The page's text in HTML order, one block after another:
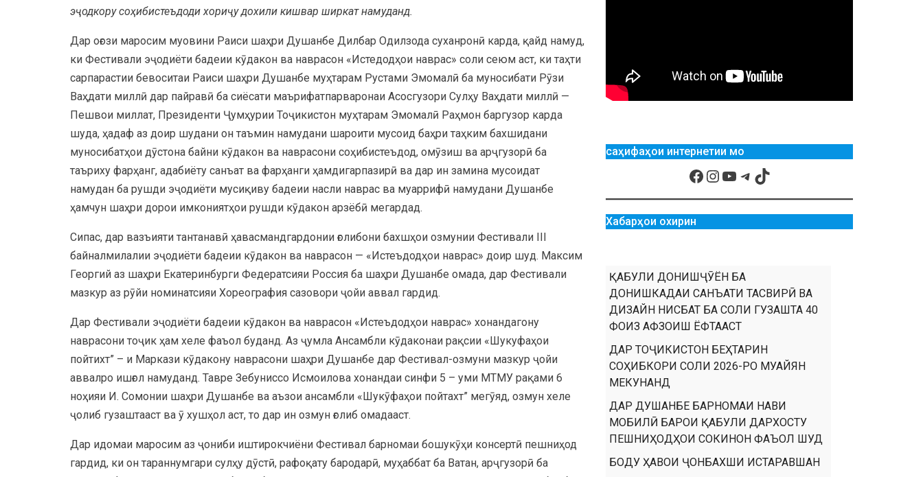
эҷодкору соҳибистеъдоди хориҷу дохили кишвар ширкат намуданд.
Дар оғози маросим муовини Раиси шаҳри Душанбе Дилбар Одилзода суханронӣ карда, қайд намуд,
ки Фестивали эҷодиёти бадеии кӯдакон ва наврасон «Истедодҳои наврас» соли сеюм аст, ки таҳти
сарпарастии бевоситаи Раиси шаҳри Душанбе муҳтарам Рустами Эмомалӣ ба муносибати Рӯзи
Ваҳдати миллӣ дар пайравӣ ба сиёсати маърифатпарваронаи Асосгузори Сулҳу Ваҳдати миллӣ —
Пешвои миллат, Президенти Ҷумҳурии Тоҷикистон муҳтарам Эмомалӣ Раҳмон баргузор карда
шуда, ҳадаф аз доир шудани он таъмин намудани шароити мусоид баҳри таҳким бахшидани
муносибатҳои дӯстона байни кӯдакон ва наврасони соҳибистеъдод, омӯзиш ва арҷгузорӣ ба
таъриху фарҳанг, адабиёту санъат ва фарҳанги ҳамдигарпазирӣ ва дар ин замина мусоидат
намудан ба рушди эҷодиёти мусиқиву бадеии насли наврас ва муаррифӣ намудани Душанбе
ҳамчун шаҳри дорои имкониятҳои рушди кӯдакон арзёбӣ мегардад.
Сипас, дар вазъияти тантанавӣ ҳавасмандгардонии ғолибони бахшҳои озмунии Фестивали III
байналмилалии эҷодиёти бадеии кӯдакон ва наврасон — «Истеъдодҳои наврас» доир шуд. Максим
Георгий аз шаҳри Екатеринбурги Федератсияи Россия ба шаҳри Душанбе омада, дар Фестивали
мазкур аз рӯйи номинатсияи Хореография сазовори ҷойи аввал гардид.
Дар Фестивали эҷодиёти бадеии кӯдакон ва наврасон «Истеъдодҳои наврас» хонандагону
наврасони тоҷик ҳам хеле фаъол буданд. Аз ҷумла Ансамбли кӯдаконаи рақсии «Шукуфаҳои
пойтихт” – и Маркази кӯдакону наврасони шаҳри Душанбе дар Фестивал-озмуни мазкур ҷойи
аввалро ишғол намуданд. Тавре Зебуниссо Исмоилова хонандаи синфи 5 – уми МТМУ рақами 6
ноҳияи И. Сомонии шаҳри Душанбе ва аъзои ансамбли «Шукӯфаҳои пойтахт” мегӯяд, озмун хеле
ҷолиб гузаштааст ва ӯ хушҳол аст, то дар ин озмун ғолиб омадааст.
Дар идомаи маросим аз ҷониби иштирокчиёни Фестивал барномаи бошукӯҳи консертӣ пешниҳод
гардид, ки он тараннумгари сулҳу дӯстӣ, рафоқату бародарӣ, муҳаббат ба Ватан, арҷгузорӣ ба
саҳифаҳои интернетии мо
Хабарҳои охирин
ҚАБУЛИ ДОНИШҶӮЁН БА
ДОНИШКАДАИ САНЪАТИ ТАСВИРӢ ВА
ДИЗАЙН НИСБАТ БА СОЛИ ГУЗАШТА 40
ФОИЗ АФЗОИШ ЁФТААСТ
ДАР ТОҶИКИСТОН БЕҲТАРИН
СОҲИБКОРИ СОЛИ 2026-РО МУАЙЯН
МЕКУНАНД
ДАР ДУШАНБЕ БАРНОМАИ НАВИ
МОБИЛӢ БАРОИ ҚАБУЛИ ДАРХОСТУ
ПЕШНИҲОДҲОИ СОКИНОН ФАЪОЛ ШУД
БОДУ ҲАВОИ ҶОНБАХШИ ИСТАРАВШАН